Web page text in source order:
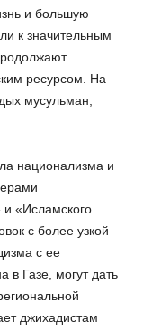
и большую
к значительным
ресурсом. На
мусульман,
национализма и
«Исламского
с более узкой
с ее
в Газе, могут дать
джихадистам